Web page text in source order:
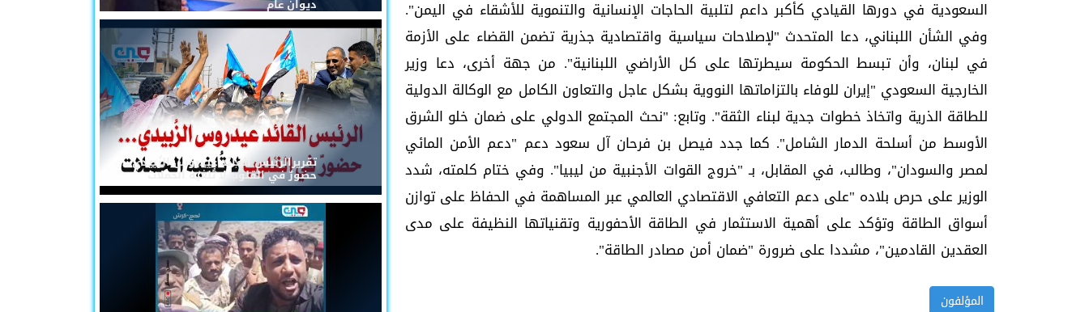
السعودية في دورها القيادي كأكبر داعم لتلبية الحاجات الإنسانية والتنموية للأشقاء في اليمن".
وفي الشأن اللبناني، دعا المتحدث "لإصلاحات سياسية واقتصادية جذرية تضمن القضاء على الأزمة
في لبنان، وأن تبسط الحكومة سيطرتها على كل الأراضي اللبنانية". من جهة أخرى، دعا وزير
الخارجية السعودي "إيران للوفاء بالتزاماتها النووية بشكل عاجل والتعاون الكامل مع الوكالة الدولية
للطاقة الذرية واتخاذ خطوات جدية لبناء الثقة". وتابع: "نحث المجتمع الدولي على ضمان خلو الشرق
الأوسط من أسلحة الدمار الشامل". كما جدد فيصل بن فرحان آل سعود دعم "دعم الأمن المائي
لمصر والسودان"، وطالب، في المقابل، بـ "خروج القوات الأجنبية من ليبيا". وفي ختام كلمته، شدد
الوزير على حرص بلاده "على دعم التعافي الاقتصادي العالمي عبر المساهمة في الحفاظ على توازن
أسواق الطاقة وتؤكد على أهمية الاستثمار في الطاقة الأحفورية وتقنياتها النظيفة على مدى
العقدين القادمين"، مشددا على ضرورة "ضمان أمن مصادر الطاقة".
المؤلفون
ديوان عام
تقريرالرئيس القائد عيدروس الزُبيدي...
حضورٌ في القلوب لا تُلغيه الحملات